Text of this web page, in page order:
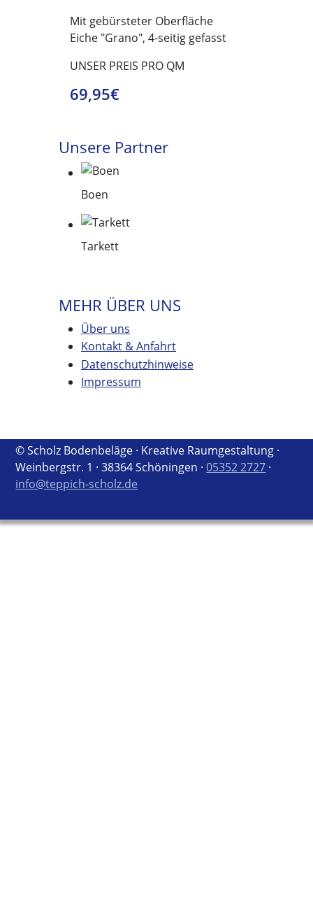
Mit gebürsteter Oberfläche
Eiche "Grano", 4-seitig gefasst
UNSER PREIS PRO QM
69,95€
Unsere Partner
Boen
Tarkett
MEHR ÜBER UNS
Über uns
Kontakt & Anfahrt
Datenschutzhinweise
Impressum
© Scholz Bodenbeläge · Kreative Raumgestaltung ·
Weinbergstr. 1 · 38364 Schöningen ·05352 2727 ·
info@teppich-scholz.de